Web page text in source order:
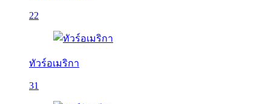
22
ทัวร์อเมริกา
31